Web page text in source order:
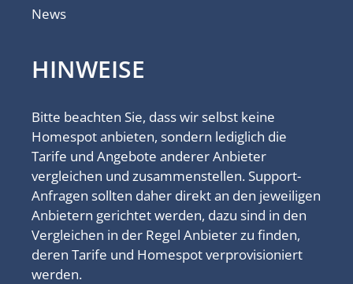
News
HINWEISE
Bitte beachten Sie, dass wir selbst keine
Homespot anbieten, sondern lediglich die
Tarife und Angebote anderer Anbieter
vergleichen und zusammenstellen. Support-
Anfragen sollten daher direkt an den jeweiligen
Anbietern gerichtet werden, dazu sind in den
Vergleichen in der Regel Anbieter zu finden,
deren Tarife und Homespot verprovisioniert
werden.